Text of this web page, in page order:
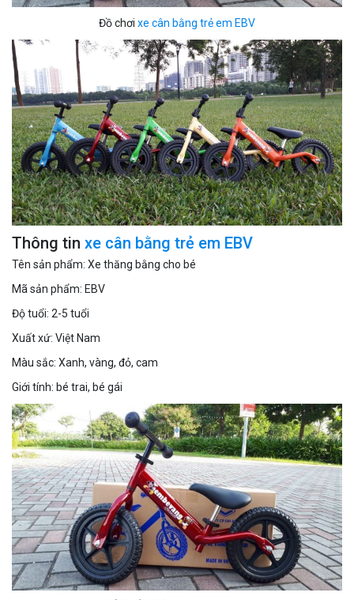
Đồ chơi xe cân bằng trẻ em EBV
Thông tin xe cân bằng trẻ em EBV
Tên sản phẩm: Xe thăng bằng cho bé
Mã sản phẩm: EBV
Độ tuổi: 2-5 tuổi
Xuất xứ: Việt Nam
Màu sắc: Xanh, vàng, đỏ, cam
Giới tính: bé trai, bé gái